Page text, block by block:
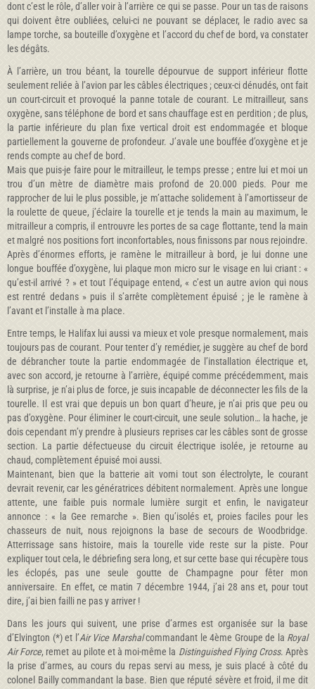
dont c’est le rôle, d’aller voir à l’arrière ce qui se passe. Pour un tas de raisons
qui doivent être oubliées, celui-ci ne pouvant se déplacer, le radio avec sa
lampe torche, sa bouteille d’oxygène et l’accord du chef de bord, va constater
les dégâts.
À l’arrière, un trou béant, la tourelle dépourvue de support inférieur flotte
seulement reliée à l’avion par les câbles électriques ; ceux-ci dénudés, ont fait
un court-circuit et provoqué la panne totale de courant. Le mitrailleur, sans
oxygène, sans téléphone de bord et sans chauffage est en perdition ; de plus,
la partie inférieure du plan fixe vertical droit est endommagée et bloque
partiellement la gouverne de profondeur. J’avale une bouffée d’oxygène et je
rends compte au chef de bord.
Mais que puis-je faire pour le mitrailleur, le temps presse ; entre lui et moi un
trou d’un mètre de diamètre mais profond de 20.000 pieds. Pour me
rapprocher de lui le plus possible, je m’attache solidement à l’amortisseur de
la roulette de queue, j’éclaire la tourelle et je tends la main au maximum, le
mitrailleur a compris, il entrouvre les portes de sa cage flottante, tend la main
et malgré nos positions fort inconfortables, nous finissons par nous rejoindre.
Après d’énormes efforts, je ramène le mitrailleur à bord, je lui donne une
longue bouffée d’oxygène, lui plaque mon micro sur le visage en lui criant : «
qu’est-il arrivé ? » et tout l’équipage entend, « c’est un autre avion qui nous
est rentré dedans » puis il s’arrête complètement épuisé ; je le ramène à
l’avant et l’installe à ma place.
Entre temps, le Halifax lui aussi va mieux et vole presque normalement, mais
toujours pas de courant. Pour tenter d’y remédier, je suggère au chef de bord
de débrancher toute la partie endommagée de l’installation électrique et,
avec son accord, je retourne à l’arrière, équipé comme précédemment, mais
là surprise, je n’ai plus de force, je suis incapable de déconnecter les fils de la
tourelle. Il est vrai que depuis un bon quart d’heure, je n’ai pris que peu ou
pas d’oxygène. Pour éliminer le court-circuit, une seule solution… la hache, je
dois cependant m’y prendre à plusieurs reprises car les câbles sont de grosse
section. La partie défectueuse du circuit électrique isolée, je retourne au
chaud, complètement épuisé moi aussi.
Maintenant, bien que la batterie ait vomi tout son électrolyte, le courant
devrait revenir, car les génératrices débitent normalement. Après une longue
attente, une faible puis normale lumière surgit et enfin, le navigateur
annonce : « la Gee remarche ». Bien qu’isolés et, proies faciles pour les
chasseurs de nuit, nous rejoignons la base de secours de Woodbridge.
Atterrissage sans histoire, mais la tourelle vide reste sur la piste. Pour
expliquer tout cela, le débriefing sera long, et sur cette base qui récupère tous
les éclopés, pas une seule goutte de Champagne pour fêter mon
anniversaire. En effet, ce matin 7 décembre 1944, j’ai 28 ans et, pour tout
dire, j’ai bien failli ne pas y arriver !
Dans les jours qui suivent, une prise d’armes est organisée sur la base
d’Elvington (*) et l’Air Vice Marshalcommandant le 4ème Groupe de la Royal
Air Force, remet au pilote et à moi-même la Distinguished Flying Cross. Après
la prise d’armes, au cours du repas servi au mess, je suis placé à côté du
colonel Bailly commandant la base. Bien que réputé sévère et froid, il me dit